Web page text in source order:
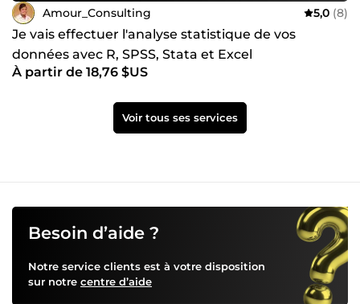
Amour_Consulting 5,0 (8)
Je vais effectuer l'analyse statistique de vos
données avec R, SPSS, Stata et Excel
À partir de 18,76 $US
Voir tous ses services
Besoin d’aide ?
Notre service clients est à votre disposition
sur notre centre d’aide